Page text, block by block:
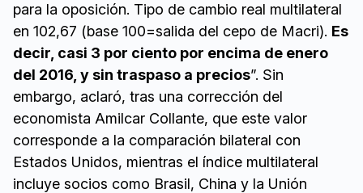
para la oposición. Tipo de cambio real multilateral
en 102,67 (base 100=salida del cepo de Macri). Es
decir, casi 3 por ciento por encima de enero
del 2016, y sin traspaso a precios”. Sin
embargo, aclaró, tras una corrección del
economista Amilcar Collante, que este valor
corresponde a la comparación bilateral con
Estados Unidos, mientras el índice multilateral
incluye socios como Brasil, China y la Unión